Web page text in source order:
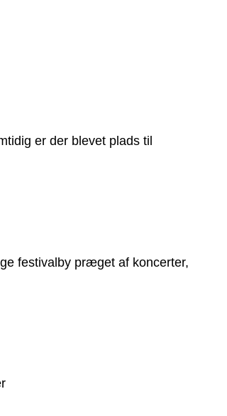
er der blevet plads til
festivalby præget af koncerter,